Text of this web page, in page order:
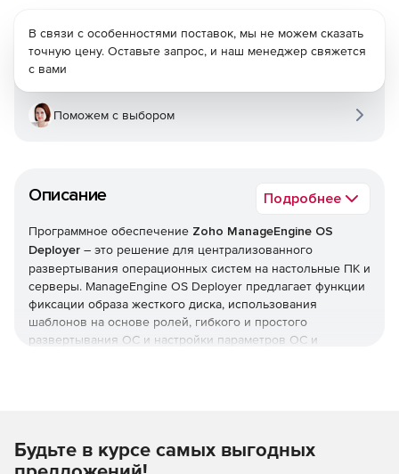
Описание Подробнее
Программное обеспечение Zoho ManageEngine OS
Deployer – это решение для централизованного
развертывания операционных систем на настольные ПК и
серверы. ManageEngine OS Deployer предлагает функции
фиксации образа жесткого диска, использования
шаблонов на основе ролей, гибкого и простого
развертывания ОС и настройки параметров ОС и
приложения, которые могут быть одновременно
развернуты на множество платформ в организации. Таким
В связи с особенностями поставок, мы не можем сказать
точную цену. Оставьте запрос, и наш менеджер свяжется
с вами
Поможем с выбором
Будьте в курсе самых выгодных